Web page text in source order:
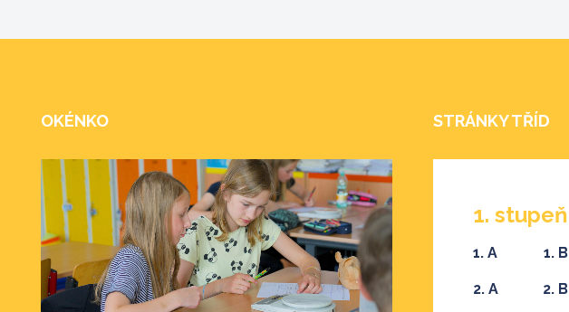
OKÉNKO STRÁNKY TŘÍD
1. stupeň
1. A 1. B
2. A 2. B